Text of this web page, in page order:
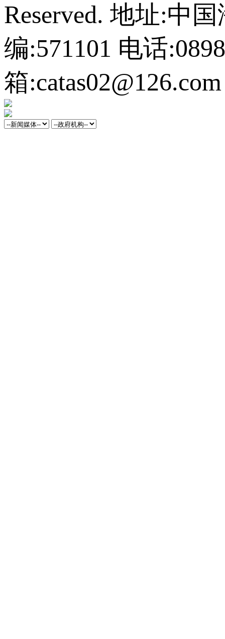
Reserved. 地址:中
编:571101 电话
箱:catas02@126.com